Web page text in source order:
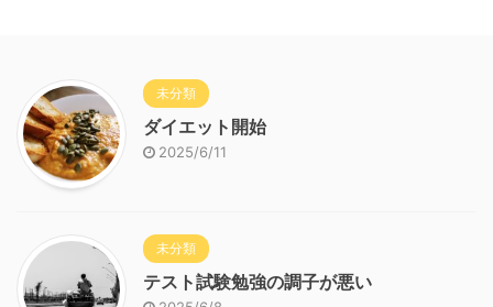
未分類
ダイエット開始
2025/6/11
未分類
テスト試験勉強の調子が悪い